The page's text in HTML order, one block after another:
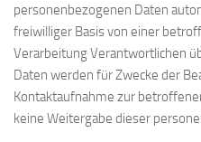
personenbezogenen Daten
freiwilliger Basis von einer
Verarbeitung Verantwortlichen
Daten werden für Zwecke der
Kontaktaufnahme zur
keine Weitergabe dieser